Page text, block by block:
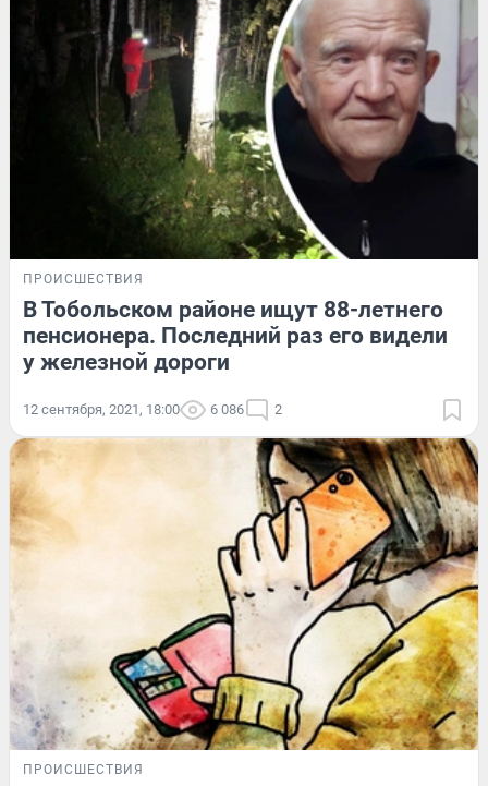
ПРОИСШЕСТВИЯ
В Тобольском районе ищут 88-летнего
пенсионера. Последний раз его видели
у железной дороги
12 сентября, 2021, 18:00 6 086 2
ПРОИСШЕСТВИЯ